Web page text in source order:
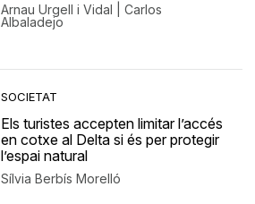
Arnau Urgell i Vidal | Carlos
Albaladejo
SOCIETAT
Els turistes accepten limitar l’accés
en cotxe al Delta si és per protegir
l’espai natural
Sílvia Berbís Morelló